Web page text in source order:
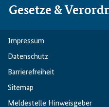
Gesetze &
Impressum
Datenschutz
Barriere­freiheit
Sitemap
Meldestelle Hinweisgeber